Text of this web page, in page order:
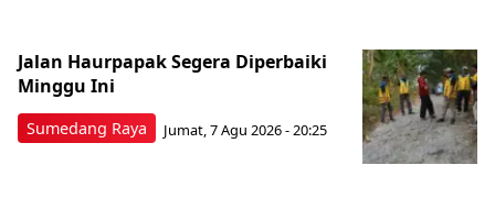
Sumedang Raya
Jalan Haurpapak Segera Diperbaiki
Minggu Ini
Jumat, 7 Agu 2026 - 20:25